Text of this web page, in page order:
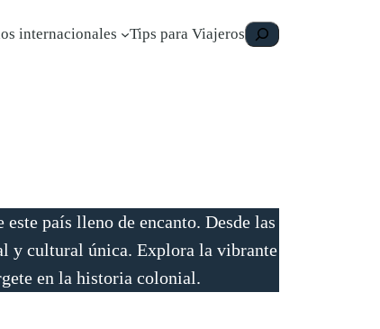
internacionales Tips para ViajerosBuscar
país lleno de encanto. Desde las
y cultural única. Explora la vibrante
en la historia colonial.